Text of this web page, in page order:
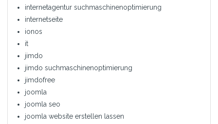
internetagentur suchmaschinenoptimierung
internetseite
ionos
it
jimdo
jimdo suchmaschinenoptimierung
jimdofree
joomla
joomla seo
joomla website erstellen lassen